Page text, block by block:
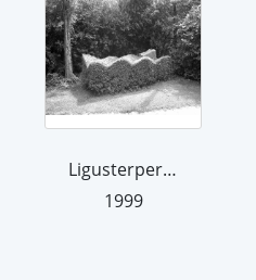
Ligusterperspektiven
1999